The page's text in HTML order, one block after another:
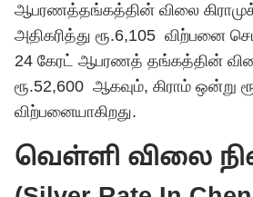
ஆபரணத்தங்கத்தின் விலை
அதிகரித்து ரூ.6,105 விற்பனை
24 கேரட் ஆபரணத் தங்கத்தின்
ரூ.52,600 ஆகவும், கிராம் ஒன்று
விற்பனையாகிறது.
வெள்ளி விலை